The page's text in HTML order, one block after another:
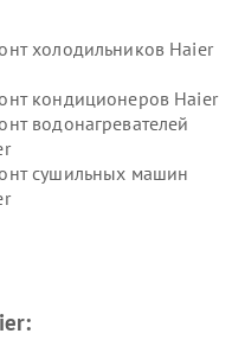
холодильников Haier
кондиционеров Haier
водонагревателей
сушильных машин
посудомоечных